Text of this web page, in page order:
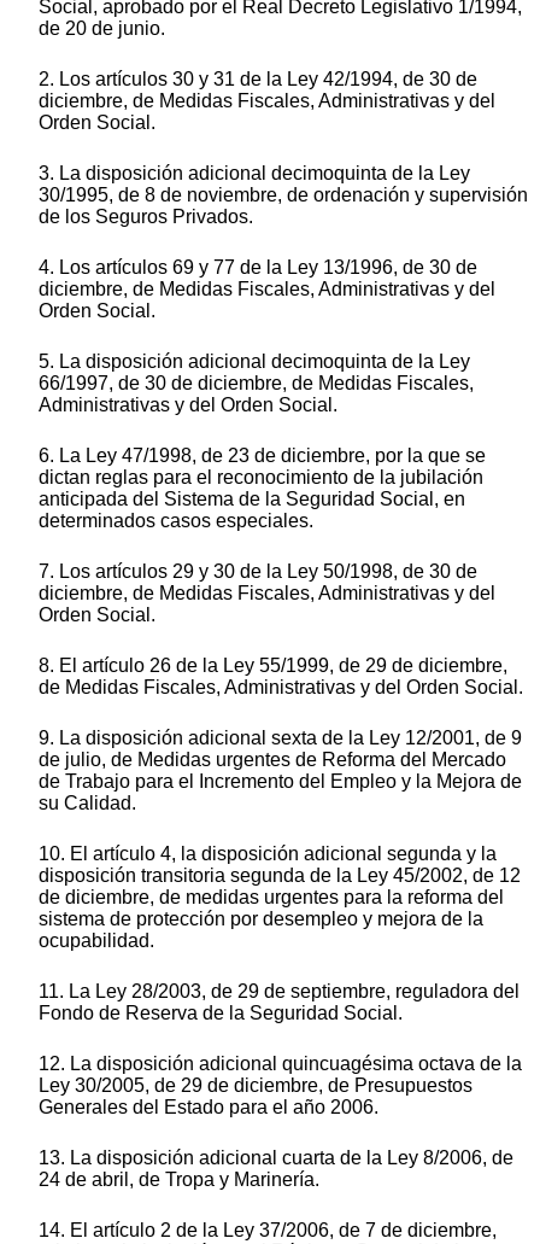
Social, aprobado por el Real Decreto Legislativo 1/1994,
de 20 de junio.
2. Los artículos 30 y 31 de la Ley 42/1994, de 30 de
diciembre, de Medidas Fiscales, Administrativas y del
Orden Social.
3. La disposición adicional decimoquinta de la Ley
30/1995, de 8 de noviembre, de ordenación y supervisión
de los Seguros Privados.
4. Los artículos 69 y 77 de la Ley 13/1996, de 30 de
diciembre, de Medidas Fiscales, Administrativas y del
Orden Social.
5. La disposición adicional decimoquinta de la Ley
66/1997, de 30 de diciembre, de Medidas Fiscales,
Administrativas y del Orden Social.
6. La Ley 47/1998, de 23 de diciembre, por la que se
dictan reglas para el reconocimiento de la jubilación
anticipada del Sistema de la Seguridad Social, en
determinados casos especiales.
7. Los artículos 29 y 30 de la Ley 50/1998, de 30 de
diciembre, de Medidas Fiscales, Administrativas y del
Orden Social.
8. El artículo 26 de la Ley 55/1999, de 29 de diciembre,
de Medidas Fiscales, Administrativas y del Orden Social.
9. La disposición adicional sexta de la Ley 12/2001, de 9
de julio, de Medidas urgentes de Reforma del Mercado
de Trabajo para el Incremento del Empleo y la Mejora de
su Calidad.
10. El artículo 4, la disposición adicional segunda y la
disposición transitoria segunda de la Ley 45/2002, de 12
de diciembre, de medidas urgentes para la reforma del
sistema de protección por desempleo y mejora de la
ocupabilidad.
11. La Ley 28/2003, de 29 de septiembre, reguladora del
Fondo de Reserva de la Seguridad Social.
12. La disposición adicional quincuagésima octava de la
Ley 30/2005, de 29 de diciembre, de Presupuestos
Generales del Estado para el año 2006.
13. La disposición adicional cuarta de la Ley 8/2006, de
24 de abril, de Tropa y Marinería.
14. El artículo 2 de la Ley 37/2006, de 7 de diciembre,